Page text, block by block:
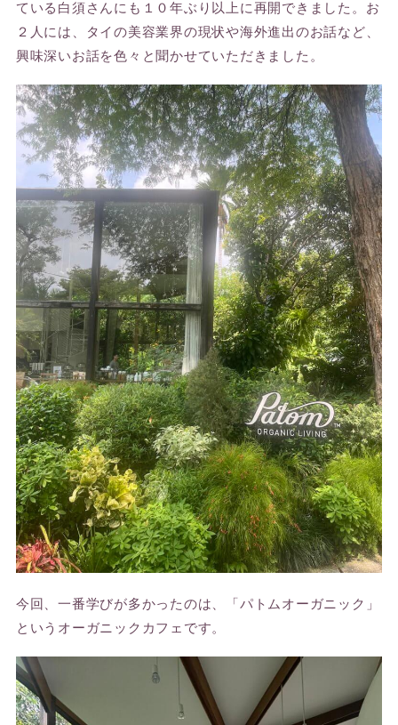
ている白須さんにも１０年ぶり以上に再開できました。お
２人には、タイの美容業界の現状や海外進出のお話など、
興味深いお話を色々と聞かせていただきました。
今回、一番学びが多かったのは、「パトムオーガニック」
というオーガニックカフェです。